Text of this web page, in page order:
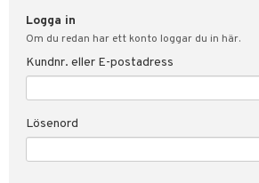
Fitness
Hem & Inredning
Leksaker, Barn & Baby
Varumärken
Logga in
Om du redan har ett konto loggar du in här.
Kundnr. eller E-postadress
Lösenord
svar